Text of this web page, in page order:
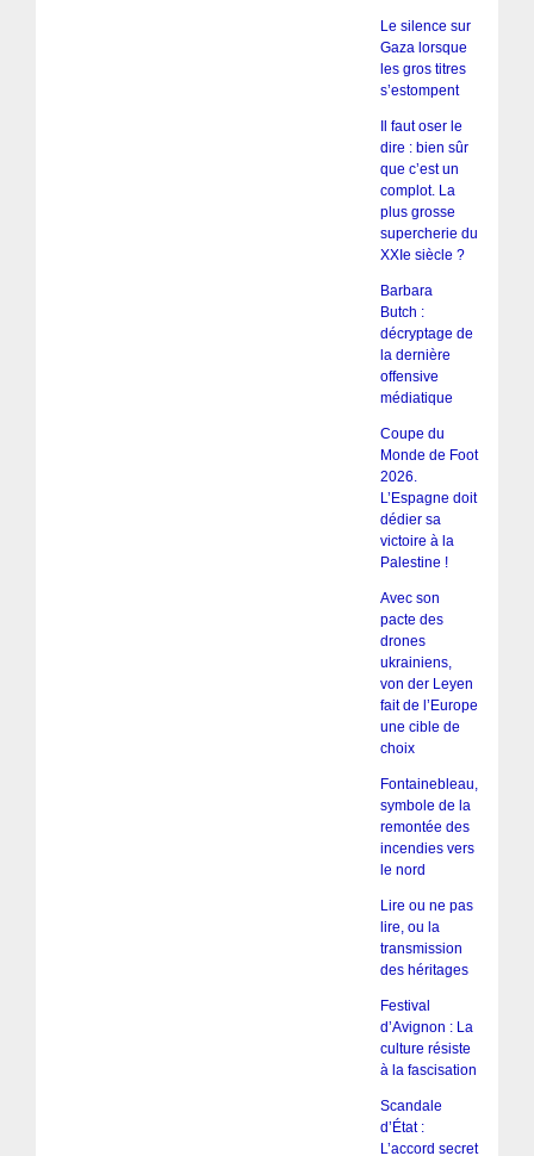
Le silence sur
Gaza lorsque
les gros titres
s’estompent
Il faut oser le
dire : bien sûr
que c’est un
complot. La
plus grosse
supercherie du
XXIe siècle ?
Barbara
Butch :
décryptage de
la dernière
offensive
médiatique
Coupe du
Monde de Foot
2026.
L’Espagne doit
dédier sa
victoire à la
Palestine !
Avec son
pacte des
drones
ukrainiens,
von der Leyen
fait de l’Europe
une cible de
choix
Fontainebleau,
symbole de la
remontée des
incendies vers
le nord
Lire ou ne pas
lire, ou la
transmission
des héritages
Festival
d’Avignon : La
culture résiste
à la fascisation
Scandale
d’État :
L’accord secret